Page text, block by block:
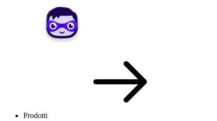
Prodotti